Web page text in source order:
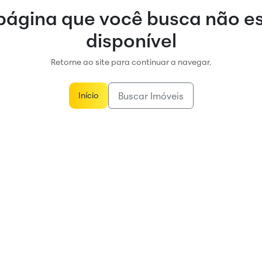
que você busca não
disponível
Retorne ao site para continuar a navegar.
Início Buscar Imóveis